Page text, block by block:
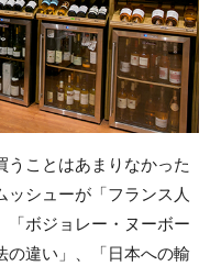
うことはあまりなかった
シューが「フランス人
「ボジョレー・ヌーボー
の違い」、「日本への輸